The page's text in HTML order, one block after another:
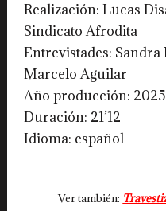
Realización: Lucas
Sindicato Afrodita
Entrevistades: Sandra
Marcelo Aguilar
Año producción: 2025
Duración: 21’12
Idioma: español
Ver también: